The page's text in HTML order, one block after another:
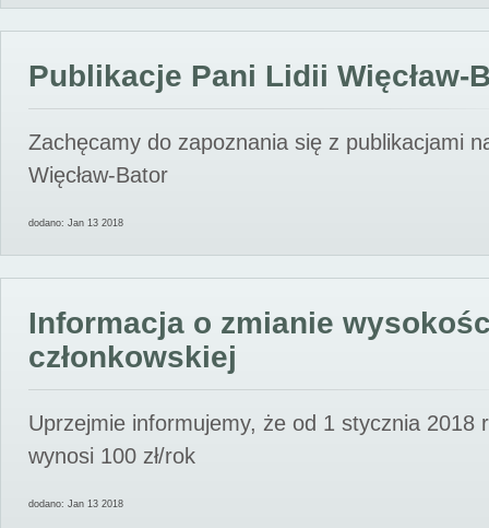
Publikacje Pani Lidii Więcław-
Zachęcamy do zapoznania się z publikacjami
Więcław-Bator
dodano: Jan 13 2018
Informacja o zmianie
członkowskiej
Uprzejmie informujemy, że od 1 stycznia 2018
wynosi 100 zł/rok
dodano: Jan 13 2018